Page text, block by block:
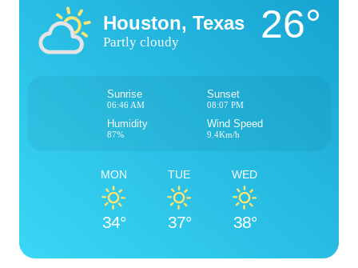
Houston, Texas
Partly cloudy 26°
Sunrise
06:46 AM
Sunset
08:07 PM
Humidity
87%
Wind Speed
9.4Km/h
MON
34°
TUE
37°
WED
38°